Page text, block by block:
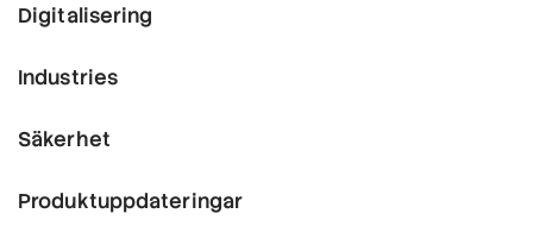
Digitalisering
Industries
Säkerhet
Produktuppdateringar